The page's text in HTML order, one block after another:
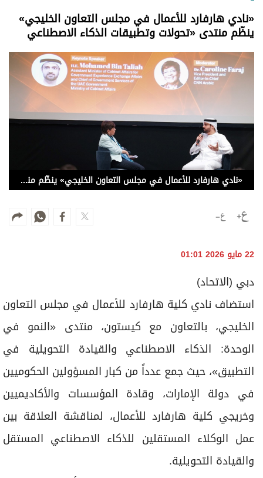
الترفيه
الذكاء الاصطناعي
تغطيات
بودكاست
إنفوجراف
قصة صورة
عدد اليوم
مواقيت الصلاة
الأحوال الجوية
«نادي هارفارد للأعمال في مجلس التعاون الخليجي»
ينظّم منتدى «تحولات وتطبيقات الذكاء الاصطناعي
«نادي هارفارد للأعمال في مجلس التعاون الخليجي» ينظّم منتدى «تحولات وتطبيقات الذكاء الاصطناعي
22 مايو 2026 01:01
دبي (الاتحاد)
استضاف نادي كلية هارفارد للأعمال في مجلس التعاون
الخليجي، بالتعاون مع كيستون، منتدى «النمو في
الوحدة: الذكاء الاصطناعي والقيادة التحويلية في
التطبيق»، حيث جمع عدداً من كبار المسؤولين الحكوميين
في دولة الإمارات، وقادة المؤسسات والأكاديميين
وخريجي كلية هارفارد للأعمال، لمناقشة العلاقة بين
عمل الوكلاء المستقلين للذكاء الاصطناعي المستقل
والقيادة التحويلية.